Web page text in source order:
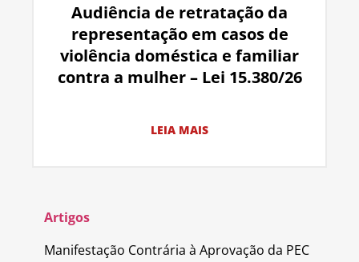
Audiência de retratação da
representação em casos de
violência doméstica e familiar
contra a mulher – Lei 15.380/26
LEIA MAIS
Artigos
Manifestação Contrária à Aprovação da PEC